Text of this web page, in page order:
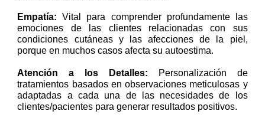
Empatía: Vital para comprender profundamente las
emociones de las clientes relacionadas con sus
condiciones cutáneas y las afecciones de la piel,
porque en muchos casos afecta su autoestima.
Atención a los Detalles: Personalización de
tratamientos basados en observaciones meticulosas y
adaptadas a cada una de las necesidades de los
clientes/pacientes para generar resultados positivos.